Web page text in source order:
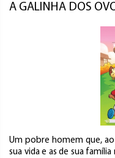
A GALINHA DOS
Um pobre homem que,
sua vida e as de sua